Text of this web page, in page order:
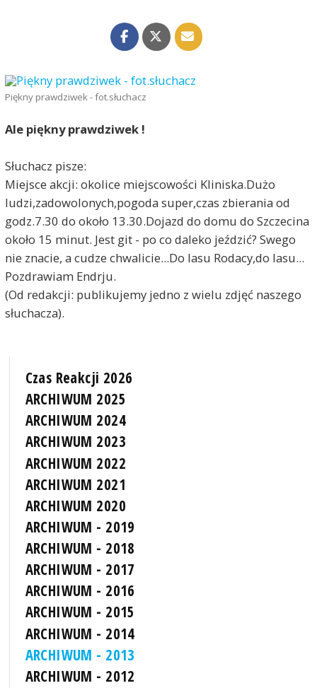
Piękny prawdziwek - fot.słuchacz
Ale piękny prawdziwek !
Słuchacz pisze:
Miejsce akcji: okolice miejscowości Kliniska.Dużo
ludzi,zadowolonych,pogoda super,czas zbierania od
godz.7.30 do około 13.30.Dojazd do domu do Szczecina
około 15 minut. Jest git - po co daleko jeździć? Swego
nie znacie, a cudze chwalicie...Do lasu Rodacy,do lasu...
Pozdrawiam Endrju.
(Od redakcji: publikujemy jedno z wielu zdjęć naszego
słuchacza).
Czas Reakcji 2026
ARCHIWUM 2025
ARCHIWUM 2024
ARCHIWUM 2023
ARCHIWUM 2022
ARCHIWUM 2021
ARCHIWUM 2020
ARCHIWUM - 2019
ARCHIWUM - 2018
ARCHIWUM - 2017
ARCHIWUM - 2016
ARCHIWUM - 2015
ARCHIWUM - 2014
ARCHIWUM - 2013
ARCHIWUM - 2012